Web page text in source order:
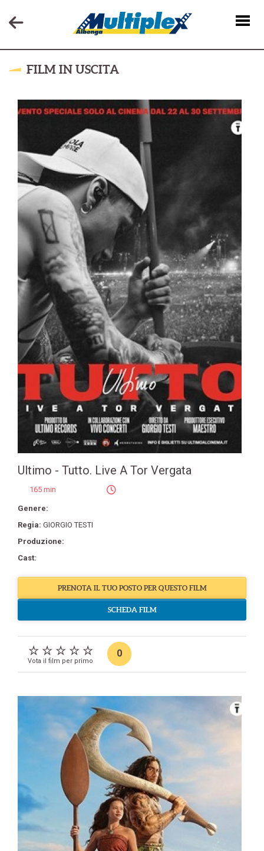
FILM IN USCITA
Ultimo - Tutto. Live A Tor Vergata
165 min
Genere:
Regia: GIORGIO TESTI
Produzione:
Cast:
PRENOTA IL TUO POSTO PER QUESTO FILM
SCHEDA FILM
Vota il film per primo
0